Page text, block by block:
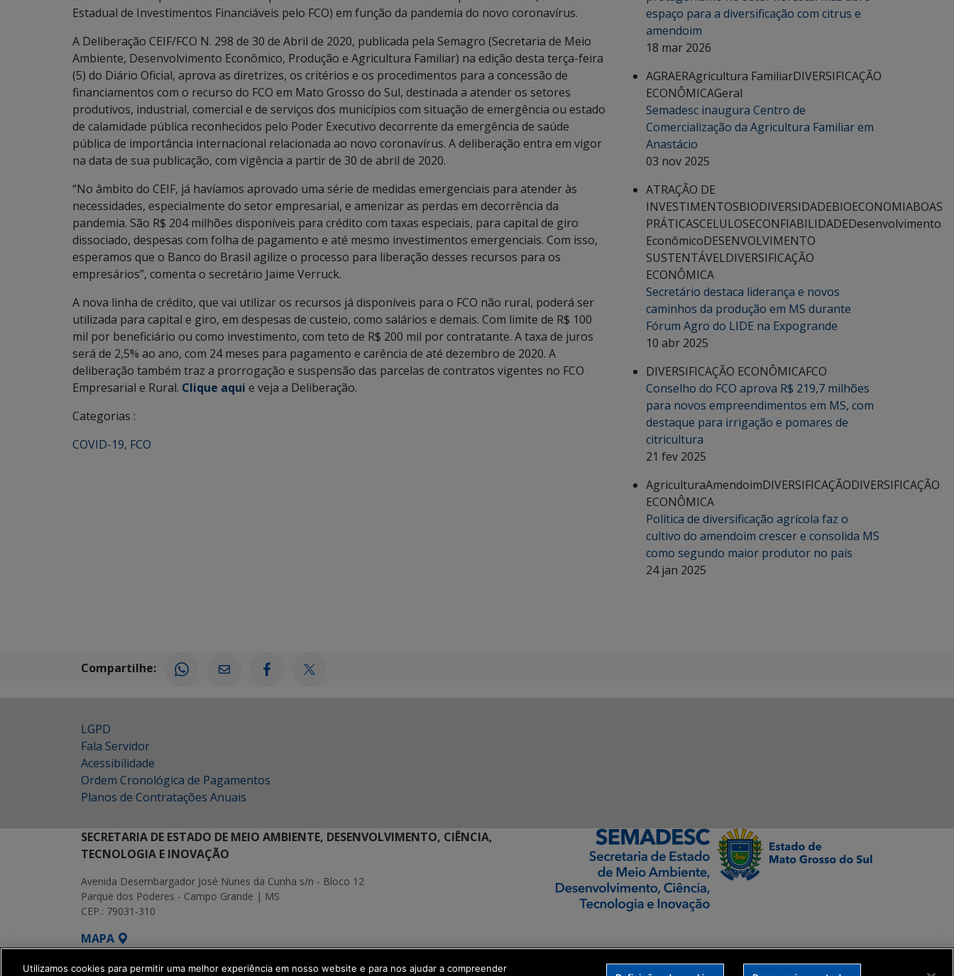
Estadual de Investimentos Financiáveis pelo FCO) em função da pandemia do novo coronavírus.
A Deliberação CEIF/FCO N. 298 de 30 de Abril de 2020, publicada pela Semagro (Secretaria de Meio
Ambiente, Desenvolvimento Econômico, Produção e Agricultura Familiar) na edição desta terça-feira
(5) do Diário Oficial, aprova as diretrizes, os critérios e os procedimentos para a concessão de
financiamentos com o recurso do FCO em Mato Grosso do Sul, destinada a atender os setores
produtivos, industrial, comercial e de serviços dos municípios com situação de emergência ou estado
de calamidade pública reconhecidos pelo Poder Executivo decorrente da emergência de saúde
pública de importância internacional relacionada ao novo coronavírus. A deliberação entra em vigor
na data de sua publicação, com vigência a partir de 30 de abril de 2020.
“No âmbito do CEIF, já havíamos aprovado uma série de medidas emergenciais para atender às
necessidades, especialmente do setor empresarial, e amenizar as perdas em decorrência da
pandemia. São R$ 204 milhões disponíveis para crédito com taxas especiais, para capital de giro
dissociado, despesas com folha de pagamento e até mesmo investimentos emergenciais. Com isso,
esperamos que o Banco do Brasil agilize o processo para liberação desses recursos para os
empresários”, comenta o secretário Jaime Verruck.
A nova linha de crédito, que vai utilizar os recursos já disponíveis para o FCO não rural, poderá ser
utilizada para capital e giro, em despesas de custeio, como salários e demais. Com limite de R$ 100
mil por beneficiário ou como investimento, com teto de R$ 200 mil por contratante. A taxa de juros
será de 2,5% ao ano, com 24 meses para pagamento e carência de até dezembro de 2020. A
deliberação também traz a prorrogação e suspensão das parcelas de contratos vigentes no FCO
Empresarial e Rural. Clique aqui e veja a Deliberação.
Categorias :
COVID-19, FCO
espaço para a diversificação com citrus e
amendoim
18 mar 2026
AGRAERAgricultura FamiliarDIVERSIFICAÇÃO
ECONÔMICAGeral
Semadesc inaugura Centro de
Comercialização da Agricultura Familiar em
Anastácio
03 nov 2025
ATRAÇÃO DE
INVESTIMENTOSBIODIVERSIDADEBIOECONOMIABOAS
PRÁTICASCELULOSECONFIABILIDADEDesenvolvimento
EconômicoDESENVOLVIMENTO
SUSTENTÁVELDIVERSIFICAÇÃO
ECONÔMICA
Secretário destaca liderança e novos
caminhos da produção em MS durante
Fórum Agro do LIDE na Expogrande
10 abr 2025
DIVERSIFICAÇÃO ECONÔMICAFCO
Conselho do FCO aprova R$ 219,7 milhões
para novos empreendimentos em MS, com
destaque para irrigação e pomares de
citricultura
21 fev 2025
AgriculturaAmendoimDIVERSIFICAÇÃODIVERSIFICAÇÃO
ECONÔMICA
Política de diversificação agrícola faz o
cultivo do amendoim crescer e consolida MS
como segundo maior produtor no país
24 jan 2025
Compartilhe:
LGPD
Fala Servidor
Acessibilidade
Ordem Cronológica de Pagamentos
Planos de Contratações Anuais
SECRETARIA DE ESTADO DE MEIO AMBIENTE, DESENVOLVIMENTO, CIÊNCIA,
TECNOLOGIA E INOVAÇÃO
Avenida Desembargador José Nunes da Cunha s/n - Bloco 12
Parque dos Poderes - Campo Grande | MS
CEP.: 79031-310
MAPA
SETDIG | Secretaria-Executiva de Transformação Digital
Utilizamos cookies para permitir uma melhor experiência em nosso website e para nos ajudar a compreender